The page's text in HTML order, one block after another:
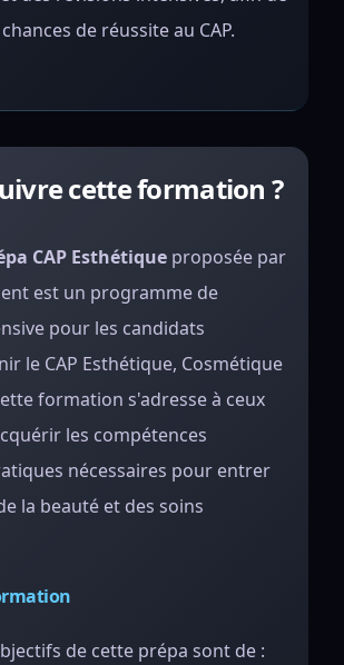
de réussite au CAP.
cette formation ?
CAP Esthétique proposée par
est un programme de
pour les candidats
le CAP Esthétique, Cosmétique
formation s'adresse à ceux
les compétences
nécessaires pour entrer
la beauté et des soins
de cette prépa sont de :